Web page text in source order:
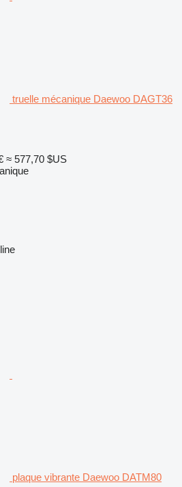
truelle mécanique Daewoo DAGT36
≈ 577,70 $US
plaque vibrante Daewoo DATM80